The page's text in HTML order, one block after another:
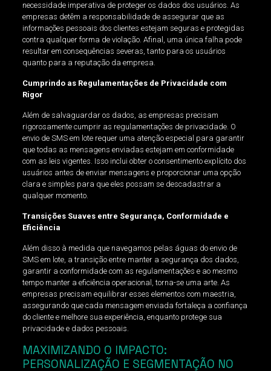
necessidade imperativa de proteger os dados dos usuários. As
empresas detêm a responsabilidade de assegurar que as
informações pessoais dos clientes estejam seguras e protegidas
contra qualquer forma de violação. Afinal, uma única falha pode
resultar em consequências severas, tanto para os usuários
quanto para a reputação da empresa.
Cumprindo as Regulamentações de Privacidade com
Rigor
Além de salvaguardar os dados, as empresas precisam
rigorosamente cumprir as regulamentações de privacidade. O
envio de SMS em lote requer uma atenção especial para garantir
que todas as mensagens enviadas estejam em conformidade
com as leis vigentes. Isso inclui obter o consentimento explícito dos
usuários antes de enviar mensagens e proporcionar uma opção
clara e simples para que eles possam se descadastrar a
qualquer momento.
Transições Suaves entre Segurança, Conformidade e
Eficiência
Além disso à medida que navegamos pelas águas do envio de
SMS em lote, a transição entre manter a segurança dos dados,
garantir a conformidade com as regulamentações e ao mesmo
tempo manter a eficiência operacional, torna-se uma arte. As
empresas precisam equilibrar esses elementos com maestria,
assegurando que cada mensagem enviada fortaleça a confiança
do cliente e melhore sua experiência, enquanto protege sua
privacidade e dados pessoais.
MAXIMIZANDO O IMPACTO:
PERSONALIZAÇÃO E SEGMENTAÇÃO NO